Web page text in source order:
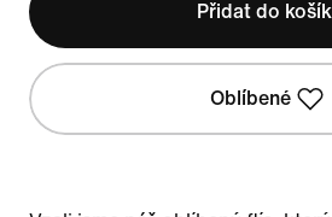
Přidat do
Oblíbené